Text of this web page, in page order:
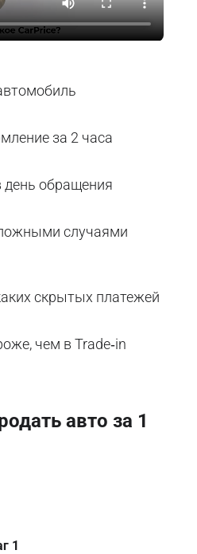
за 2 часа
день обращения
случаями
скрытых платежей
чем в Trade‑in
авто за 1
1